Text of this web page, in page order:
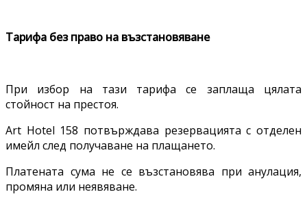
Тарифа без право на възстановяване
При избор на тази тарифа се заплаща цялата
стойност на престоя.
Art Hotel 158 потвърждава резервацията с отделен
имейл след получаване на плащането.
Платената сума не се възстановява при анулация,
промяна или неявяване.